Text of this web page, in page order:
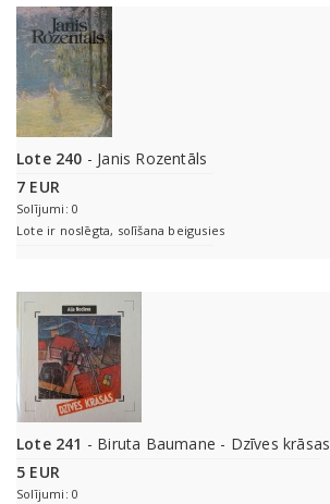
Lote 240 - Janis Rozentāls
7 EUR
Solījumi: 0
Lote ir noslēgta, solīšana beigusies
Lote 241 - Biruta Baumane - Dzīves krāsas
5 EUR
Solījumi: 0